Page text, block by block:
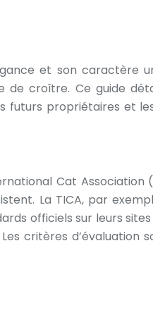
et son caractère
de croître. Ce guide
futurs propriétaires et
Cat Association
La TICA, par
officiels sur leurs
critères d’évaluation